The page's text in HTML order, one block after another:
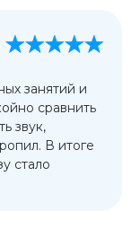
занятий и
сравнить
звук,
В итоге
стало